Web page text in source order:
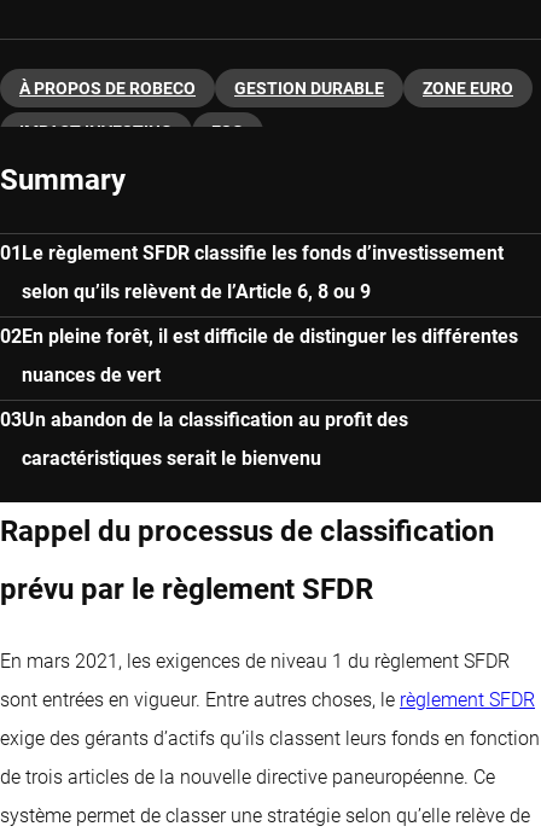
À PROPOS DE ROBECO GESTION DURABLE ZONE EURO
IMPACT INVESTING ESG
Summary
Le règlement SFDR classifie les fonds d’investissement
selon qu’ils relèvent de l’Article 6, 8 ou 9
En pleine forêt, il est difficile de distinguer les différentes
nuances de vert
Un abandon de la classification au profit des
caractéristiques serait le bienvenu
Rappel du processus de classification
prévu par le règlement SFDR
En mars 2021, les exigences de niveau 1 du règlement SFDR
sont entrées en vigueur. Entre autres choses, le règlement SFDR
exige des gérants d’actifs qu’ils classent leurs fonds en fonction
de trois articles de la nouvelle directive paneuropéenne. Ce
système permet de classer une stratégie selon qu’elle relève de